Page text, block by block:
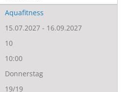
Aquafitness
15.07.2027 - 16.09.2027
10
10:00
Donnerstag
19/19